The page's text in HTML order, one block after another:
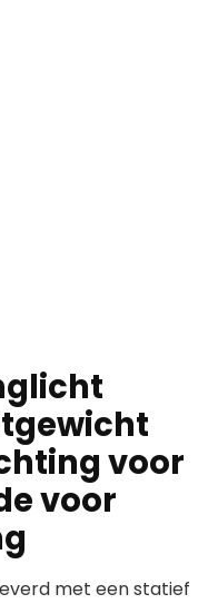
voor
voor
met een statief